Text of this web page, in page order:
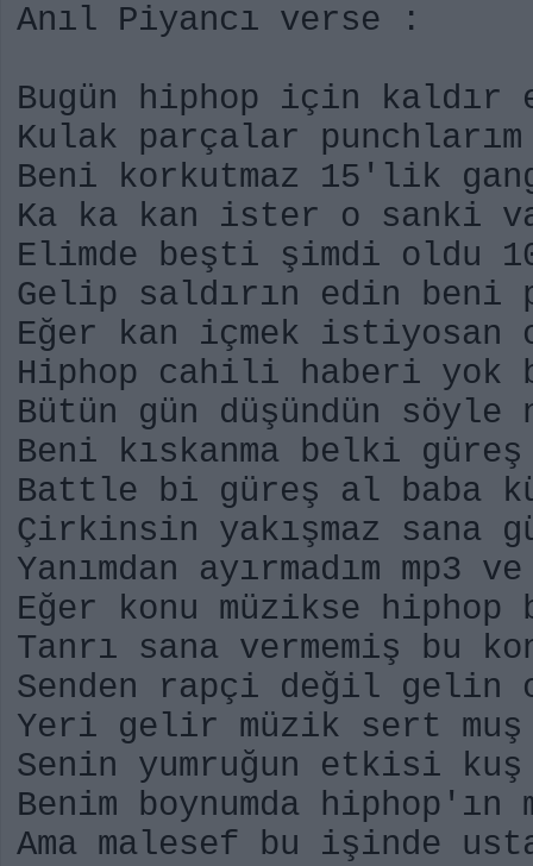
Anıl Piyancı verse :
Bugün hiphop için
Kulak parçalar
Beni korkutmaz 15'lik
Ka ka kan ister o sanki
Elimde beşti şimdi oldu
Gelip saldırın edin
Eğer kan içmek
Hiphop cahili haberi yok
Bütün gün düşündün söyle
Beni kıskanma belki
Battle bi güreş al baba
Çirkinsin yakışmaz sana
Yanımdan ayırmadım mp3
Eğer konu müzikse
Tanrı sana vermemiş bu
Senden rapçi değil
Yeri gelir müzik sert
Senin yumruğun etkisi
Benim boynumda hiphop'ın
Ama malesef bu işinde